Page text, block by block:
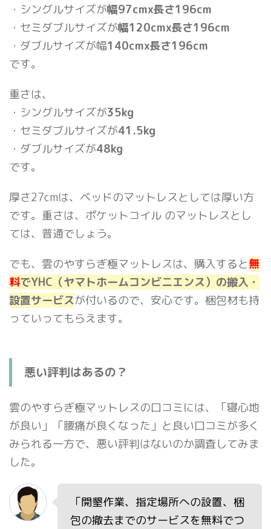
・シングルサイズが幅97cmx長さ196cm
・セミダブルサイズが幅120cmx長さ196cm
・ダブルサイズが幅140cmx長さ196cm
です。
重さは、
・シングルサイズが35kg
・セミダブルサイズが41.5kg
・ダブルサイズが48kg
です。
厚さ27cmは、ベッドのマットレスとしては厚い方
です。重さは、ポケットコイル のマットレスとし
ては、普通でしょう。
でも、雲のやすらぎ極マットレスは、購入すると無
料でYHC（ヤマトホームコンビニエンス）の搬入・
設置サービスが付いるので、安心です。梱包材も持
っていってもらえます。
悪い評判はあるの？
雲のやすらぎ極マットレスの口コミには、「寝心地
が良い」「腰痛が良くなった」と良い口コミが多く
みられる一方で、悪い評判はないのか調査してみま
した。
「開墾作業、指定場所への設置、梱
包の撤去までのサービスを無料でつ